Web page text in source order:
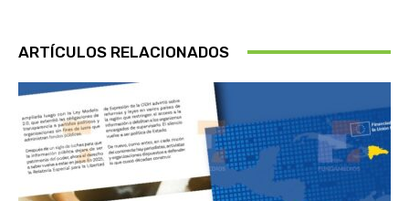
ARTÍCULOS RELACIONADOS